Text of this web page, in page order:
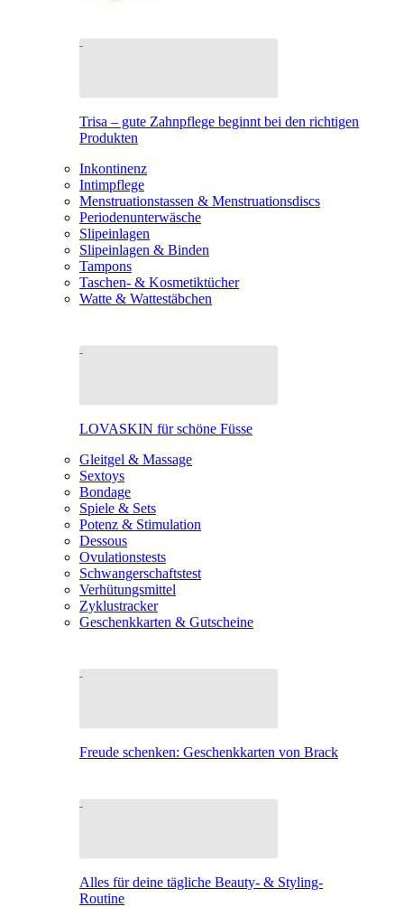
Trisa – gute Zahnpflege beginnt bei den richtigen
Produkten
Inkontinenz
Intimpflege
Menstruationstassen & Menstruationsdiscs
Periodenunterwäsche
Slipeinlagen
Slipeinlagen & Binden
Tampons
Taschen- & Kosmetiktücher
Watte & Wattestäbchen
LOVASKIN für schöne Füsse
Gleitgel & Massage
Sextoys
Bondage
Spiele & Sets
Potenz & Stimulation
Dessous
Ovulationstests
Schwangerschaftstest
Verhütungsmittel
Zyklustracker
Geschenkkarten & Gutscheine
Freude schenken: Geschenkkarten von Brack
Alles für deine tägliche Beauty- & Styling-
Routine